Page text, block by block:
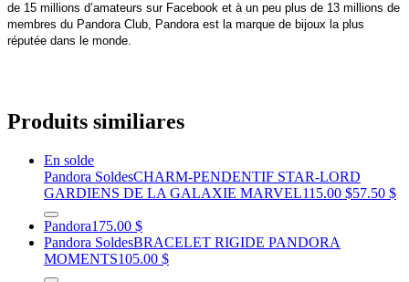
de 15 millions d’amateurs sur Facebook et à un peu plus de 13 millions de
membres du Pandora Club, Pandora est la marque de bijoux la plus
réputée dans le monde.
Produits similiares
En solde
Pandora SoldesCHARM-PENDENTIF STAR-LORD
GARDIENS DE LA GALAXIE MARVEL115.00 $57.50 $
Pandora175.00 $
Pandora SoldesBRACELET RIGIDE PANDORA
MOMENTS105.00 $